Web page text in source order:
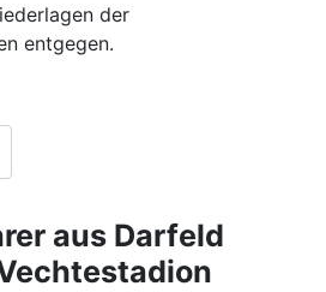
der
entgegen.
aus Darfeld